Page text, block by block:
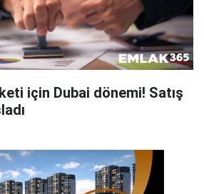
için Dubai dönemi! Satış